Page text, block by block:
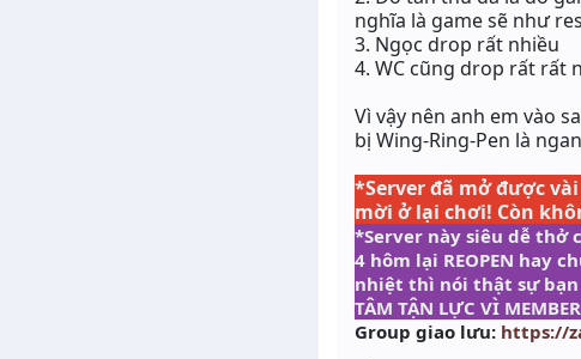
nghĩa là game sẽ như
3. Ngọc drop rất nhiều
4. WC cũng drop rất rất
Vì vậy nên anh em vào
bị Wing-Ring-Pen là
*Server đã mở được
mời ở lại chơi! Còn
*Server này siêu dễ thở
4 hôm lại REOPEN hay
nhiệt thì nói thật sự bạn
TÂM TẬN LỰC VÌ
Group giao lưu: https://